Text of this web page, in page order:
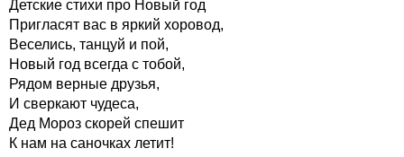
Детские стихи про Новый год
Пригласят вас в яркий хоровод,
Веселись, танцуй и пой,
Новый год всегда с тобой,
Рядом верные друзья,
И сверкают чудеса,
Дед Мороз скорей спешит
К нам на саночках летит!